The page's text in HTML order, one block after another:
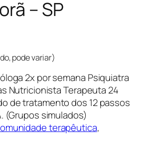
– SP
pode variar)
2x por semana Psiquiatra
Nutricionista Terapeuta 24
de tratamento dos 12 passos
(Grupos simulados)
terapêutica